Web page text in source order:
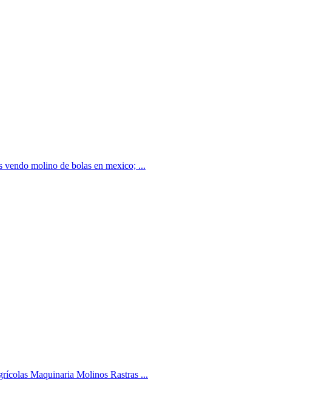
molino de bolas en mexico; ...
Maquinaria Molinos Rastras ...